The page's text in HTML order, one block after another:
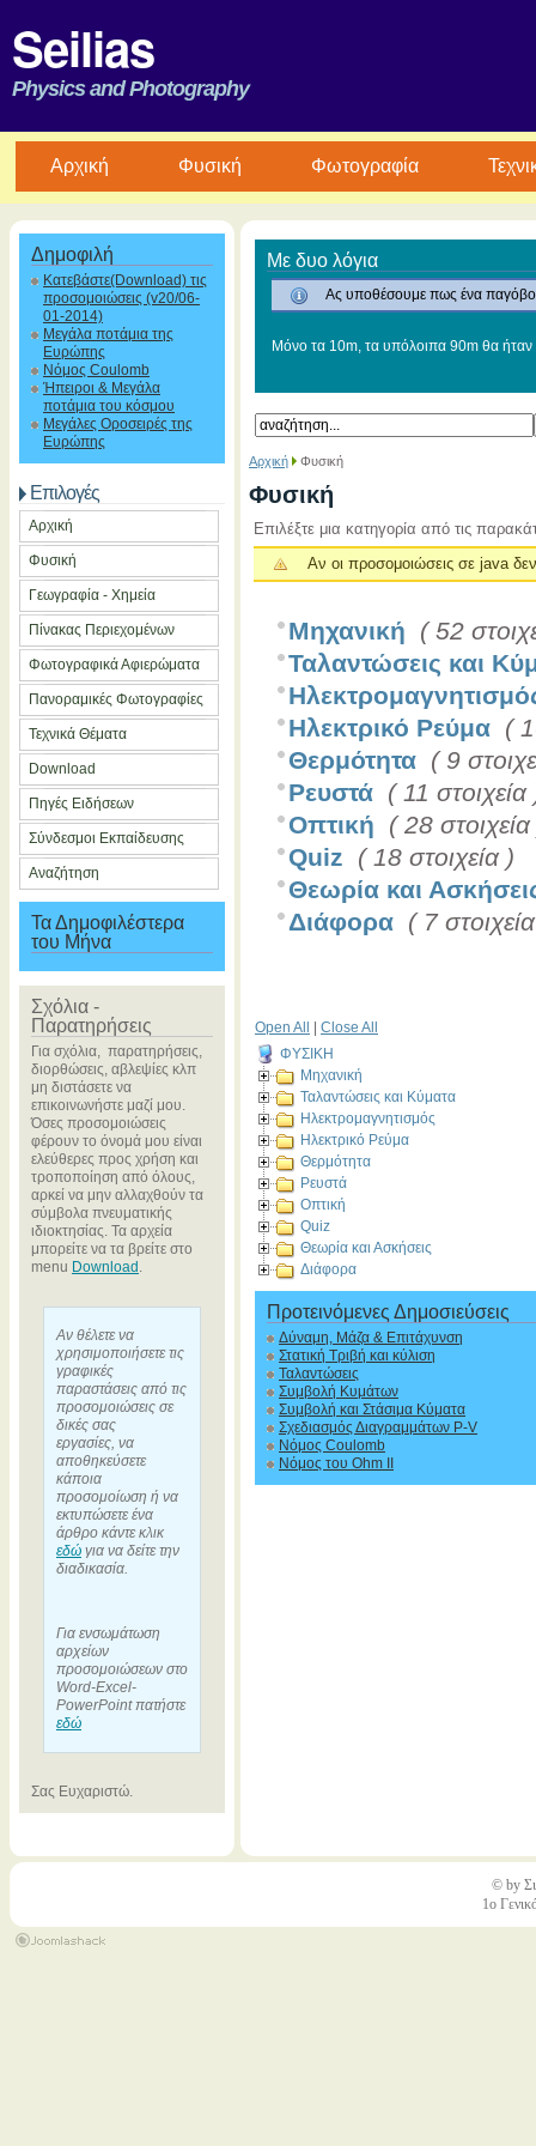
Seilias
Physics and Photography
Aρχική Φυσική Φωτογραφία
Δημοφιλή
Κατεβάστε(Download) τις
προσομοιώσεις (v20/06-
01-2014)
Μεγάλα ποτάμια της
Ευρώπης
Νόμος Coulomb
Ήπειροι & Μεγάλα
ποτάμια του κόσμου
Μεγάλες Οροσειρές της
Ευρώπης
Επιλογές
Αρχική
Φυσική
Γεωγραφία - Χημεία
Πίνακας Περιεχομένων
Φωτογραφικά Αφιερώματα
Πανοραμικές Φωτογραφίες
Τεχνικά Θέματα
Download
Πηγές Ειδήσεων
Σύνδεσμοι Εκπαίδευσης
Αναζήτηση
Τα Δημοφιλέστερα
του Μήνα
Σχόλια -
Παρατηρήσεις
Για σχόλια, παρατηρήσεις,
διορθώσεις, αβλεψίες κλπ
μη διστάσετε να
επικοινωνήστε μαζί μου.
Όσες προσομοιώσεις
φέρουν το όνομά μου είναι
ελεύθερες προς χρήση και
τροποποίηση από όλους,
αρκεί να μην αλλαχθούν τα
σύμβολα πνευματικής
ιδιοκτησίας. Τα αρχεία
μπορείτε να τα βρείτε στο
menu Download .
Αν θέλετε να
χρησιμοποιήσετε τις
γραφικές
παραστάσεις από τις
προσομοιώσεις σε
δικές σας
εργασίες, να
αποθηκεύσετε
κάποια
προσομοίωση ή να
εκτυπώσετε ένα
άρθρο κάντε κλικ
εδώ για να δείτε την
διαδικασία.
Για ενσωμάτωση
αρχείων
προσομοιώσεων στο
Word-Excel-
PowerPoint πατήστε
εδώ
Σας Ευχαριστώ.
Με δυο λόγια
Ας υποθέσουμε πως ένα
Μόνο τα 10m, τα υπόλοιπα 90m θα
Αρχική Φυσική
Φυσική
Επιλέξτε μια κατηγορία από τις
Αν οι προσομοιώσεις σε java
Μηχανική ( 52
Ταλαντώσεις και
Ηλεκτρικό Ρεύμα (
Θερμότητα ( 9
Ρευστά ( 11 στοιχεία
Οπτική ( 28
Quiz ( 18 στοιχεία )
Θεωρία και
Διάφορα ( 7
Open All
Close All
ΦΥΣΙΚΗ
Μηχανική
Ταλαντώσεις και Κύματα
Ηλεκτρομαγνητισμός
Ηλεκτρικό Ρεύμα
Θερμότητα
Ρευστά
Οπτική
Quiz
Θεωρία και Ασκήσεις
Διάφορα
Προτεινόμενες Δημοσιεύσεις
Δύναμη, Μάζα & Επιτάχυνση
Στατική Τριβή και κύλιση
Ταλαντώσεις
Συμβολή Κυμάτων
Συμβολή και Στάσιμα Κύματα
Σχεδιασμός Διαγραμμάτων P-V
Νόμος Coulomb
Νόμος του Ohm II
© by
1ο